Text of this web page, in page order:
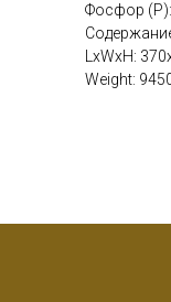
Фосфор
LxWxH:
Weight: